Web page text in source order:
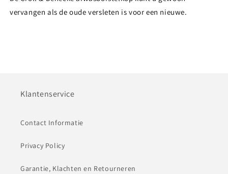
vervangen als de oude versleten is voor een nieuwe.
Klantenservice
Contact Informatie
Privacy Policy
Garantie, Klachten en Retourneren